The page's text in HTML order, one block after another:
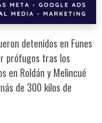
detenidos en Funes
prófugos tras los
en Roldán y Melincué
de 300 kilos de